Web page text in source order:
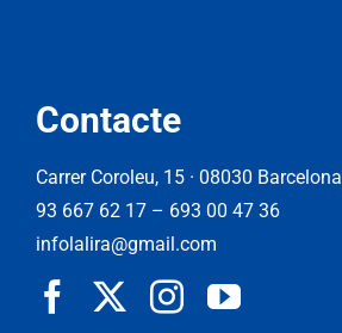
Contacte
Carrer Coroleu, 15 · 08030 Barcelona
93 667 62 17– 693 00 47 36
infolalira@gmail.com